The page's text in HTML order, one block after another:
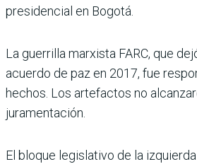
presidencial en Bogotá.
La guerrilla marxista FARC, que
acuerdo de paz en 2017, fue
hechos. Los artefactos no
juramentación.
El bloque legislativo de la